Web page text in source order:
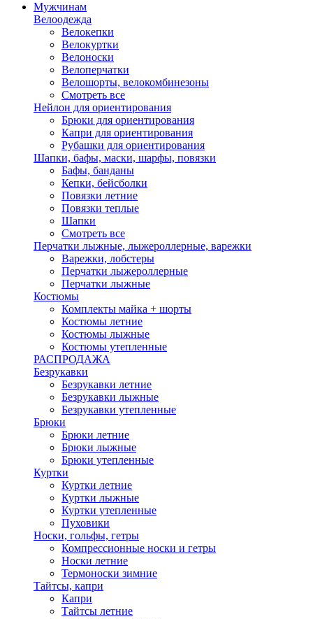
Мужчинам
Велоодежда
Велокепки
Велокуртки
Велоноски
Велоперчатки
Велошорты, велокомбинезоны
Смотреть все
Нейлон для ориентирования
Брюки для ориентирования
Капри для ориентирования
Рубашки для ориентирования
Шапки, бафы, маски, шарфы, повязки
Бафы, банданы
Кепки, бейсболки
Повязки летние
Повязки теплые
Шапки
Смотреть все
Перчатки лыжные, лыжероллерные, варежки
Варежки, лобстеры
Перчатки лыжероллерные
Перчатки лыжные
Костюмы
Комплекты майка + шорты
Костюмы летние
Костюмы лыжные
Костюмы утепленные
РАСПРОДАЖА
Безрукавки
Безрукавки летние
Безрукавки лыжные
Безрукавки утепленные
Брюки
Брюки летние
Брюки лыжные
Брюки утепленные
Куртки
Куртки летние
Куртки лыжные
Куртки утепленные
Пуховики
Носки, гольфы, гетры
Компрессионные носки и гетры
Носки летние
Термоноски зимние
Тайтсы, капри
Капри
Тайтсы летние